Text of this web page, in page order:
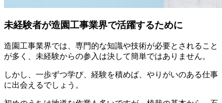
未経験者が造園工事業界で活躍するために
造園工事業界では、専門的な知識や技術が必要とされること
が多く、未経験からの参入は決して簡単ではありません。
しかし、一歩ずつ学び、経験を積めば、やりがいのある仕事
に出会えるでしょう。